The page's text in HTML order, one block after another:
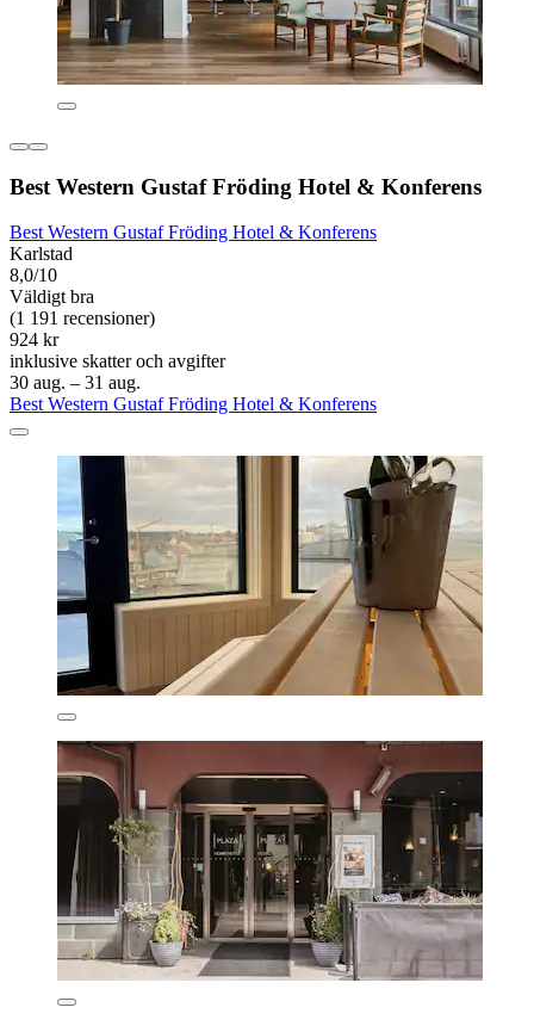
Best Western Gustaf Fröding Hotel & Konferens
Best Western Gustaf Fröding Hotel & Konferens
Karlstad
8,0/10
Väldigt bra
(1 191 recensioner)
924 kr
inklusive skatter och avgifter
30 aug. – 31 aug.
Best Western Gustaf Fröding Hotel & Konferens